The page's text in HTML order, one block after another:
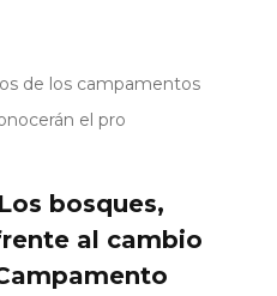
de los campamentos
el pro
bosques,
al cambio